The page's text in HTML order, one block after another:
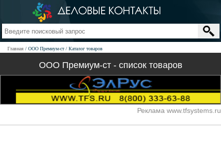
Главная ООО Премиум-ст Каталог товаров
ООО Премиум-ст - список товаров
Реклама www.tfsystems.ru